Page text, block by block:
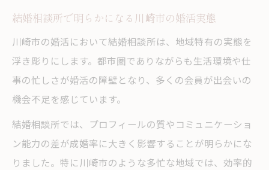
結婚相談所で明らかになる川崎市の婚活実態
川崎市の婚活において結婚相談所は、地域特有の実態を
浮き彫りにします。都市圏でありながらも生活環境や仕
事の忙しさが婚活の障壁となり、多くの会員が出会いの
機会不足を感じています。
結婚相談所では、プロフィールの質やコミュニケーショ
ン能力の差が成婚率に大きく影響することが明らかにな
りました。特に川崎市のような多忙な地域では、効率的